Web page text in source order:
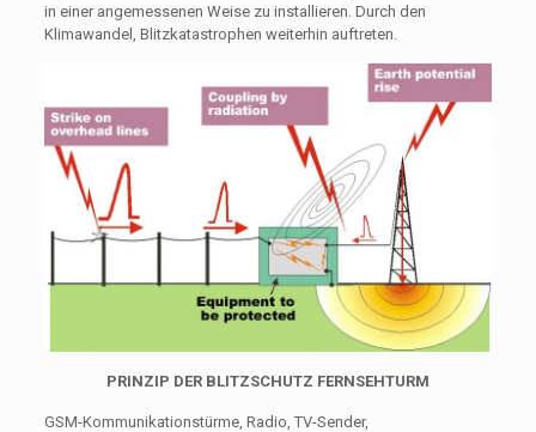
in einer angemessenen Weise zu installieren. Durch den
Klimawandel, Blitzkatastrophen weiterhin auftreten.
PRINZIP DER BLITZSCHUTZ FERNSEHTURM
GSM-Kommunikationstürme, Radio, TV-Sender,